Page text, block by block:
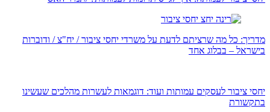
מדריך: כל מה שרציתם לדעת על משרדי יחסי ציבור / יח"צ / ודוברות
בישראל – בבלוג אחד
יחסי ציבור לעסקים עמותות ועוד: דוגמאות לעשרות מהלכים שעשינו
בתקשורת